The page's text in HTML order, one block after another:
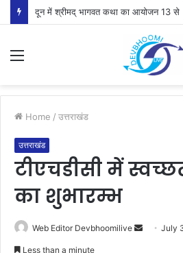
दून में श्रीमद् भागवत कथा का आयोजन 13 से
Menu
Home / उत्तराखंड
उत्तराखंड
टीएचडीसी में
का शुभारम्भ
Web Editor Devbhoomilive
SendJuly
Less than a minute